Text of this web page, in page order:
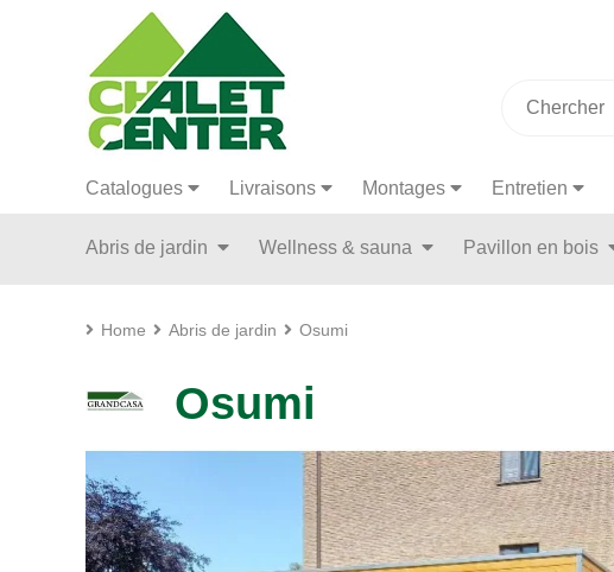
Catalogues Livraisons Montages Entretien
Abris de jardin Wellness & sauna Pavillon en bois
Home Abris de jardin Osumi
Osumi